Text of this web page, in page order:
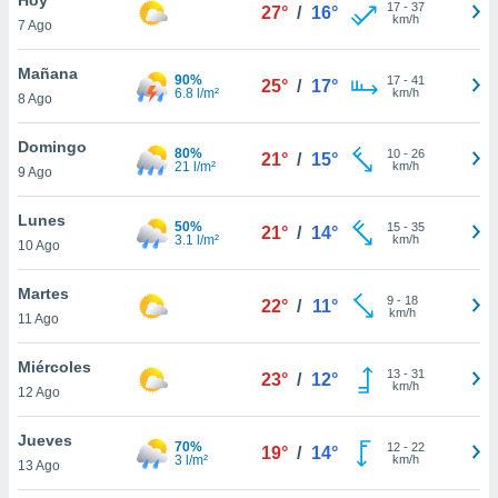
en
más
nuestra
de
cookies
aceptar
7 Ago
27° / 16° 17- 37
km/h
Mañana
8 Ago
90%
6.8 l/m²
25° / 17° 17- 41
km/h
Domingo
9 Ago
80%
21 l/m²
21° / 15° 10- 26
km/h
Lunes
10 Ago
50%
3.1 l/m²
21° / 14° 15- 35
km/h
Martes
11 Ago
22° / 11° 9- 18
km/h
Miércoles
12 Ago
23° / 12° 13- 31
km/h
Jueves
13 Ago
70%
3 l/m²
19° / 14° 12- 22
km/h